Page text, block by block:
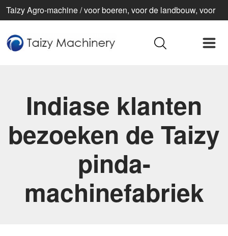
Taizy Agro-machine / voor boeren, voor de landbouw, voor
Indiase klanten
bezoeken de Taizy
pinda-
machinefabriek